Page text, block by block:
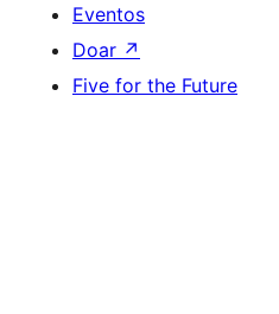
Eventos
Doar ↗
Five for the Future